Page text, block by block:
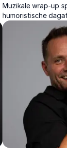
Muzikale wrap‑up
humoristische
op maat gemaakte
humor en inhoud,
van jouw